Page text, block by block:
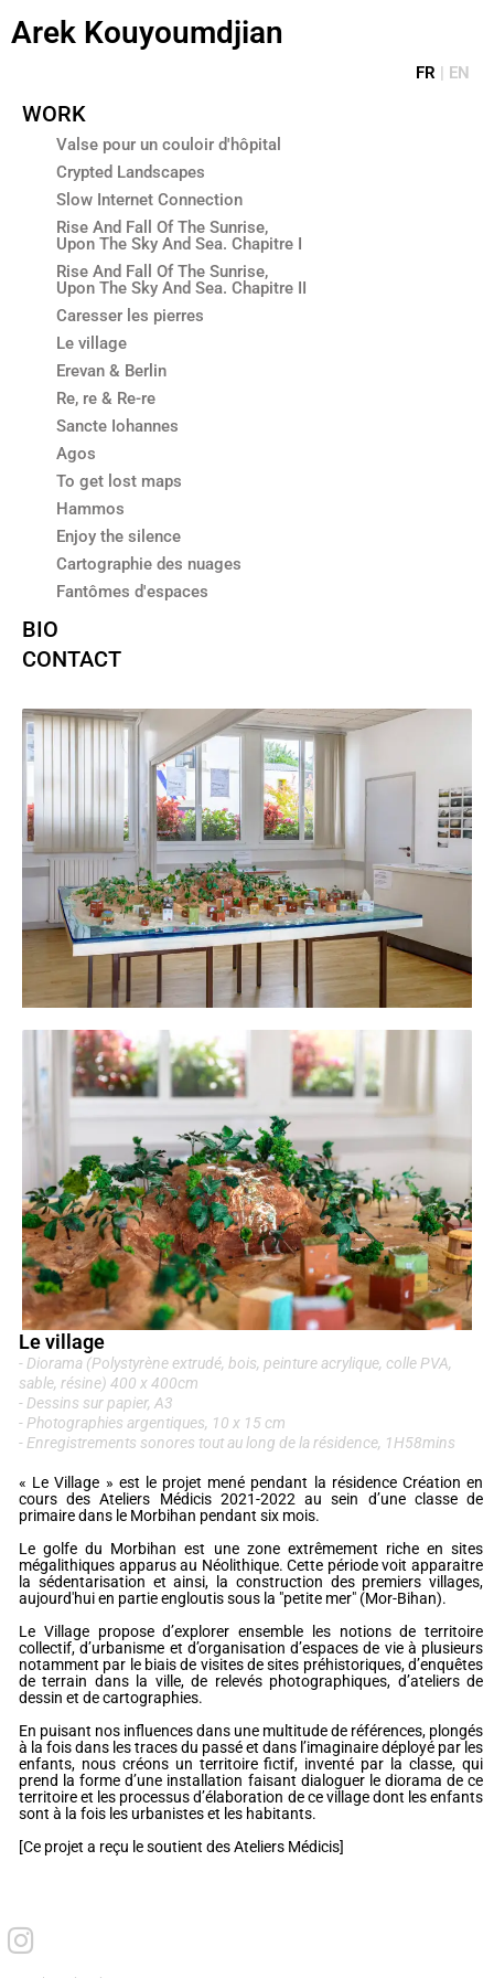
auArek Kouyoumdjian
FR | EN
WORK
Valse pour un couloir d'hôpital
Crypted Landscapes
Slow Internet Connection
Rise And Fall Of The Sunrise,
Upon The Sky And Sea. Chapitre I
Rise And Fall Of The Sunrise,
Upon The Sky And Sea. Chapitre II
Caresser les pierres
Le village
Erevan & Berlin
Re, re & Re-re
Sancte Iohannes
Agos
To get lost maps
Hammos
Enjoy the silence
Cartographie des nuages
Fantômes d'espaces
BIO
CONTACT
Le village
- Diorama (Polystyrène extrudé, bois, peinture acrylique, colle PVA,
sable, résine) 400 x 400cm
- Dessins sur papier, A3
- Photographies argentiques, 10 x 15 cm
- Enregistrements sonores tout au long de la résidence, 1H58mins
« Le Village » est le projet mené pendant la résidence Création en
cours des Ateliers Médicis 2021-2022 au sein d’une classe de
primaire dans le Morbihan pendant six mois.
Le golfe du Morbihan est une zone extrêmement riche en sites
mégalithiques apparus au Néolithique. Cette période voit apparaitre
la sédentarisation et ainsi, la construction des premiers villages,
aujourd'hui en partie engloutis sous la "petite mer" (Mor-Bihan).
Le Village propose d’explorer ensemble les notions de territoire
collectif, d’urbanisme et d’organisation d’espaces de vie à plusieurs
notamment par le biais de visites de sites préhistoriques, d’enquêtes
de terrain dans la ville, de relevés photographiques, d’ateliers de
dessin et de cartographies.
En puisant nos influences dans une multitude de références, plongés
à la fois dans les traces du passé et dans l’imaginaire déployé par les
enfants, nous créons un territoire fictif, inventé par la classe, qui
prend la forme d’une installation faisant dialoguer le diorama de ce
territoire et les processus d’élaboration de ce village dont les enfants
sont à la fois les urbanistes et les habitants.
[Ce projet a reçu le soutient des Ateliers Médicis]
n
s